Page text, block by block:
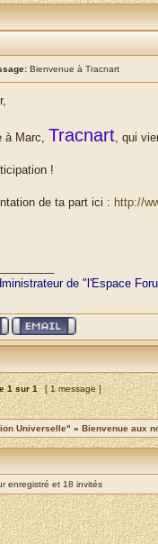
Bienvenue à Tracnart
à Marc, Tracnart, qui
!
de ta part ici : http://
de "l'Espace
1sur1 [ 1 message ]
Universelle" » Bienvenue aux
enregistré et 18 invités